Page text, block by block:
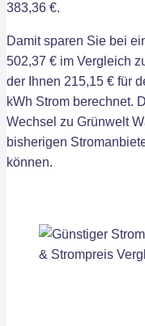
383,36 €.
Damit sparen Sie bei
502,37 € im Vergleich
der Ihnen 215,15 € für
kWh Strom berechnet.
Wechsel zu Grünwelt
bisherigen
können.